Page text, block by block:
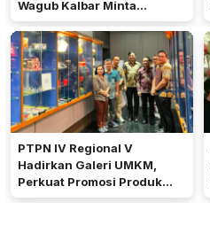
Wagub Kalbar Minta
Pengerukan Diprioritaskan
PTPN IV Regional V
Hadirkan Galeri UMKM,
Perkuat Promosi Produk
Mitra Binaan Melalui Inovasi